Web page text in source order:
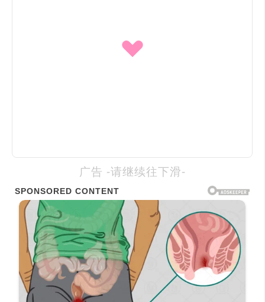
广告 -请继续往下滑-